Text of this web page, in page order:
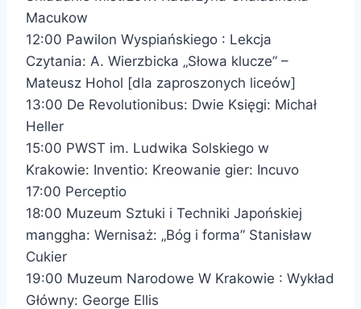
Macukow
12:00 Pawilon Wyspiańskiego : Lekcja
Czytania: A. Wierzbicka „Słowa klucze” –
Mateusz Hohol [dla zaproszonych liceów]
13:00 De Revolutionibus: Dwie Księgi: Michał
Heller
15:00 PWST im. Ludwika Solskiego w
Krakowie: Inventio: Kreowanie gier: Incuvo
17:00 Perceptio
18:00 Muzeum Sztuki i Techniki Japońskiej
manggha: Wernisaż: „Bóg i forma” Stanisław
Cukier
19:00 Muzeum Narodowe W Krakowie : Wykład
Główny: George Ellis